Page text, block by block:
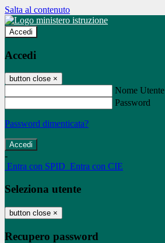
Salta al contenuto
Accedi
Accedi
button close ×
Nome Utente
Password
Password dimenticata?
-
Entra con SPID Entra con CIE
Seleziona utente
button close ×
Recupero password